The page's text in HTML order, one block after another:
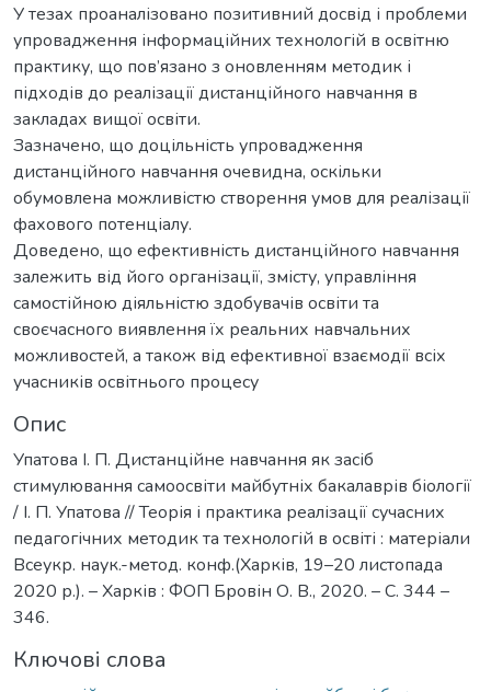
У тезах проаналізовано позитивний досвід і проблеми
упровадження інформаційних технологій в освітню
практику, що пов’язано з оновленням методик і
підходів до реалізації дистанційного навчання в
закладах вищої освіти.
Зазначено, що доцільність упровадження
дистанційного навчання очевидна, оскільки
обумовлена можливістю створення умов для реалізації
фахового потенціалу.
Доведено, що ефективність дистанційного навчання
залежить від його організації, змісту, управління
самостійною діяльністю здобувачів освіти та
своєчасного виявлення їх реальних навчальних
можливостей, а також від ефективної взаємодії всіх
учасників освітнього процесу
Опис
Упатова І. П. Дистанційне навчання як засіб
стимулювання самоосвіти майбутніх бакалаврів біології
/ І. П. Упатова // Теорія і практика реалізації сучасних
педагогічних методик та технологій в освіті : матеріали
Всеукр. наук.-метод. конф.(Харків, 19–20 листопада
2020 р.). – Харків : ФОП Бровін О. В., 2020. – С. 344 –
346.
Ключові слова